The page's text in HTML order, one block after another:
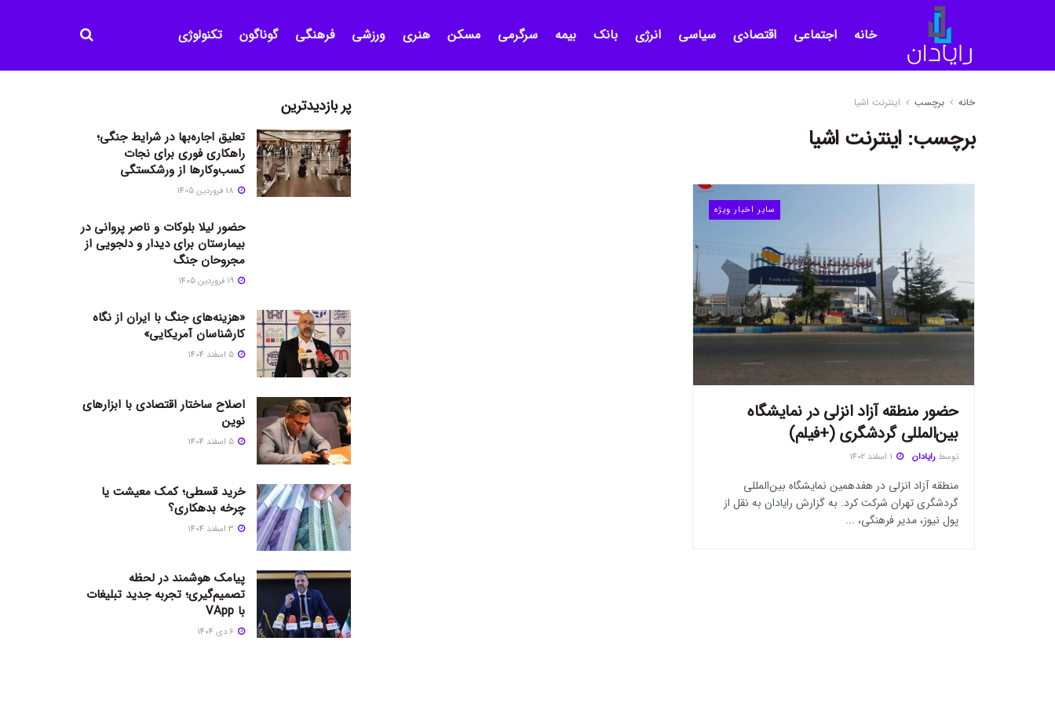
خانه اجتماعی اقتصادی سیاسی انرژی بانک بیمه سرگرمی مسکن هنری ورزشی فرهنگی گوناگون تکنولوژی
خانه برچسب اینترنت اشیا
برچسب:اینترنت اشیا
سایر اخبار ویژه
حضور منطقه آزاد انزلی در نمایشگاه
بین‌المللی گردشگری (+فیلم)
توسط رایادان
منطقه آزاد انزلی در هفدهمین نمایشگاه بین‌المللی
گردشگری تهران شرکت کرد. به گزارش رایادان به نقل از
پول نیوز، مدیر فرهنگی، ...
پر بازدیدترین
تعلیق اجاره‌بها در شرایط جنگی؛
راهکاری فوری برای نجات
کسب‌وکارها از ورشکستگی
حضور لیلا بلوکات و ناصر پروانی در
بیمارستان برای دیدار و دلجویی از
مجروحان جنگ
«هزینه‌های جنگ با ایران از نگاه
کارشناسان آمریکایی»
اصلاح ساختار اقتصادی با ابزارهای
نوین
خرید قسطی؛ کمک معیشت یا
چرخه بدهکاری؟
پیامک هوشمند در لحظه
تصمیم‌گیری؛ تجربه جدید تبلیغات
با VApp